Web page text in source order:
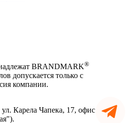
BRANDMARK®
допускается только с
компании.
Карела Чапека, 17, офис 90